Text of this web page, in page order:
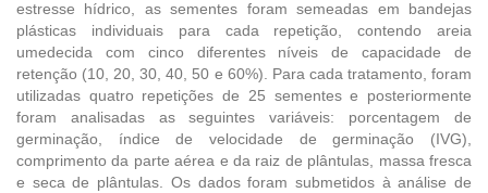
estresse hídrico, as sementes foram semeadas em bandejas
plásticas individuais para cada repetição, contendo areia
umedecida com cinco diferentes níveis de capacidade de
retenção (10, 20, 30, 40, 50 e 60%). Para cada tratamento, foram
utilizadas quatro repetições de 25 sementes e posteriormente
foram analisadas as seguintes variáveis: porcentagem de
germinação, índice de velocidade de germinação (IVG),
comprimento da parte aérea e da raiz de plântulas, massa fresca
e seca de plântulas. Os dados foram submetidos à análise de